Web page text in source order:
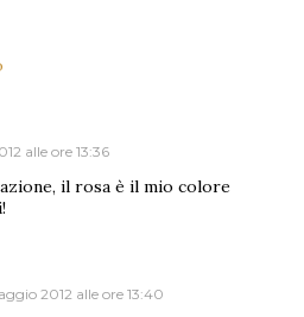
alle ore 13:36
il rosa è il mio colore
2012 alle ore 13:40